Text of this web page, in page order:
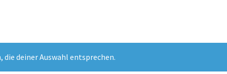
die deiner Auswahl entsprechen.